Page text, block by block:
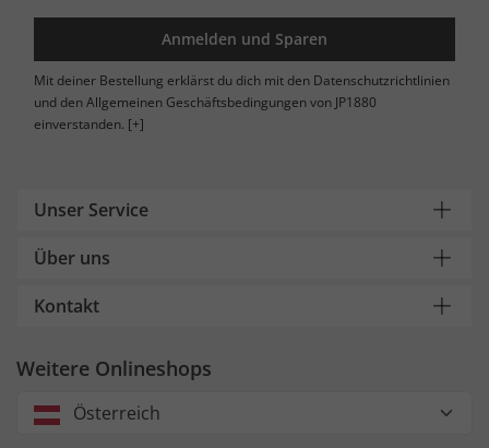
Anmelden und Sparen
Mit deiner Bestellung erklärst du dich mit den Datenschutzrichtlinien
und den Allgemeinen Geschäftsbedingungen von JP1880
einverstanden. [+]
Unser Service
Über uns
Kontakt
Weitere Onlineshops
Österreich